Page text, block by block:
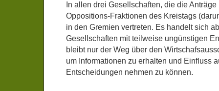
In allen drei Gesellschaften, die die
Oppositions-Fraktionen des Kreistags
in den Gremien vertreten. Es handelt sich
Gesellschaften mit teilweise ungünstigen
bleibt nur der Weg über den
um Informationen zu erhalten und Einfluss
Entscheidungen nehmen zu können.